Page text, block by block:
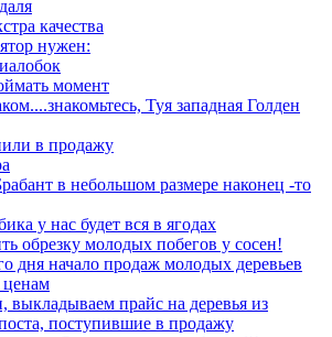
качества
нужен:
момент
Туя западная Голден
в продажу
в небольшом размере наконец -то
у нас будет вся в ягодах
обрезку молодых побегов у сосен!
дня начало продаж молодых деревьев
выкладываем прайс на деревья из
поступившие в продажу